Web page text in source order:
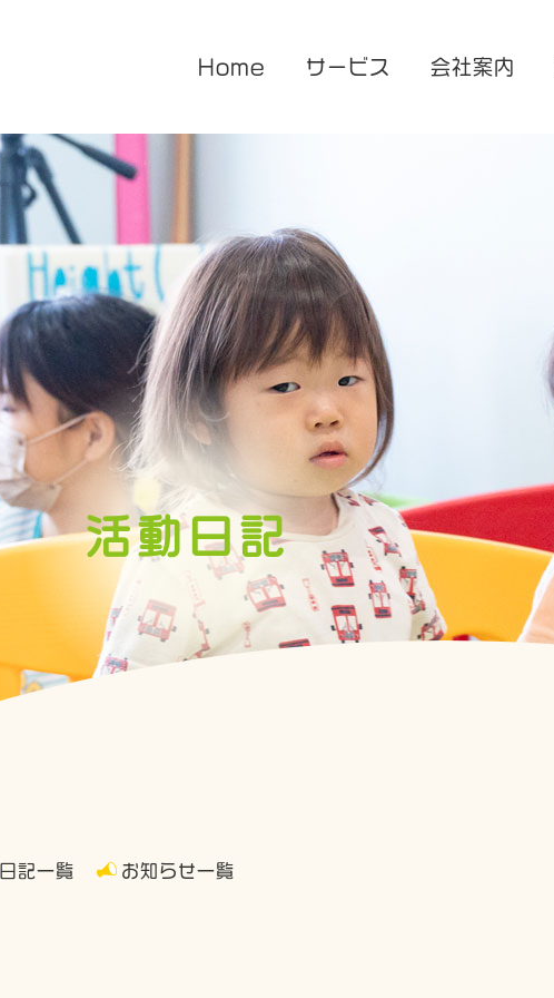
Home サービス
企業主導型保育園
花音保育園
医療的ケア対応型児童発達支援
放課後等デイサービス
あまね
会社案内
活動日記
日記一覧 お知らせ一覧